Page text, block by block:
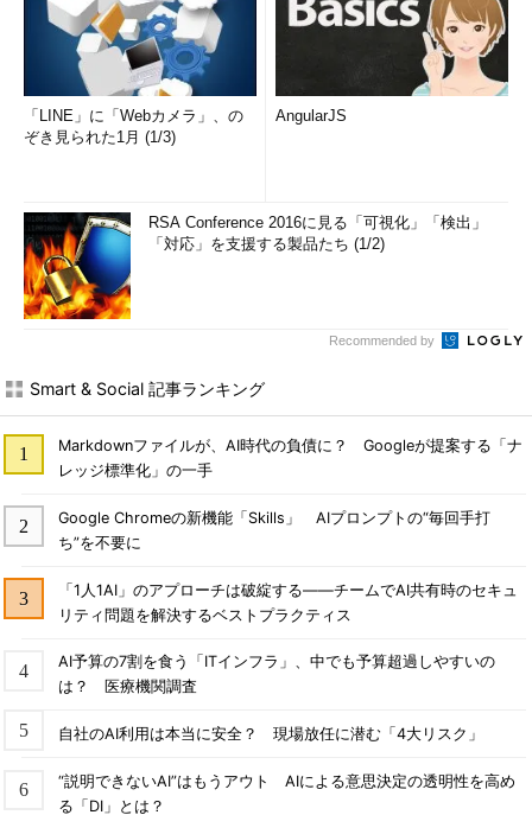
「LINE」に「Webカメラ」、の
ぞき見られた1月 (1/3)
AngularJS
RSA Conference 2016に見る「可視化」「検出」
「対応」を支援する製品たち (1/2)
Recommended by
Smart & Social 記事ランキング
Markdownファイルが、AI時代の負債に？ Googleが提案する「ナ
レッジ標準化」の一手
Google Chromeの新機能「Skills」 AIプロンプトの“毎回手打
ち”を不要に
「1人1AI」のアプローチは破綻する――チームでAI共有時のセキュ
リティ問題を解決するベストプラクティス
AI予算の7割を食う「ITインフラ」、中でも予算超過しやすいの
は？ 医療機関調査
自社のAI利用は本当に安全？ 現場放任に潜む「4大リスク」
“説明できないAI”はもうアウト AIによる意思決定の透明性を高め
る「DI」とは？